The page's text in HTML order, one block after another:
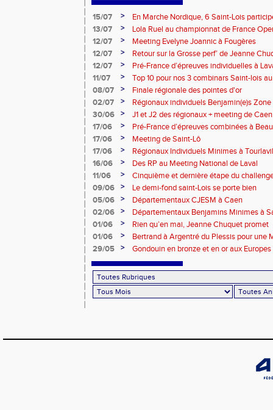
15/07 >
En Marche Nordique, 6 Saint-Lois
13/07
>
Lola Ruel au championnat de France
12/07
>
Meeting Evelyne Joannic à Fougères
12/07
>
Retour sur la Grosse perf’ de Jeanne
de l’Est Lyonnais
12/07 >
Pré-France d’épreuves individuelles à
11/07
>
Top 10 pour nos 3 combinars Saint-lois
d'EC à Aix-en-Provence
08/07 >
Finale régionale des pointes d'or
02/07
>
Régionaux individuels Benjamin(e)s
30/06
>
J1 et J2 des régionaux + meeting de Caen
17/06
>
Pré-France d’épreuves combinées à
17/06
>
Meeting de Saint-Lô
17/06
>
Régionaux Individuels Minimes à
16/06
>
Des RP au Meeting National de Laval
11/06
>
Cinquième et dernière étape du
09/06
>
Le demi-fond saint-Lois se porte bien
05/06
>
Départementaux CJESM à Caen
02/06
>
Départementaux Benjamins Minimes à
01/06
>
Rien qu’en mai, Jeanne Chuquet promet
01/06
>
Bertrand à Argentré du Plessis pour une
29/05
> Gondouin en bronze et en or aux Europes